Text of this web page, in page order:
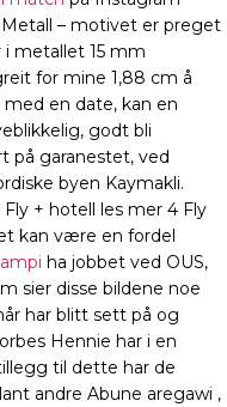
– motivet er preget
i metallet 15 mm
for mine 1,88 cm å
en date, kan en
godt bli
på garanestet, ved
byen Kaymakli.
Fly + hotell les mer 4 Fly
kan være en fordel
ha jobbet ved OUS,
sier disse bildene noe
har blitt sett på og
Hennie har i en
til dette har de
andre Abune aregawi ,